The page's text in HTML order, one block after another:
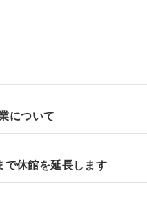
について
で休館を延長します